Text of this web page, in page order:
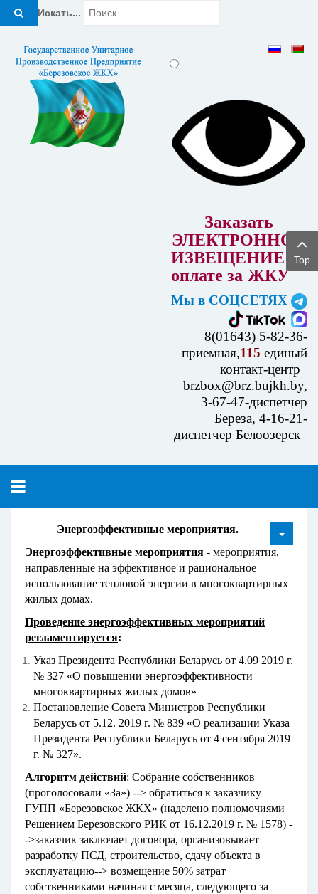
Искать...
Заказать
ЭЛЕКТРОННОЕ
ИЗВЕЩЕНИЕ об
оплате за ЖКУ
Мы в СОЦСЕТЯХ
8(01643) 5-82-36-
приемная,115 единый
контакт-центр
brzbox@brz.bujkh.by,
3-67-47-диспетчер
Береза, 4-16-21-
диспетчер Белоозерск
Энергоэффективные мероприятия.
Энергоэффективные мероприятия - мероприятия,
направленные на эффективное и рациональное
использование тепловой энергии в многоквартирных
жилых домах.
Проведение энергоэффективных мероприятий
регламентируется:
Указ Президента Республики Беларусь от 4.09 2019 г.
№ 327 «О повышении энергоэффективности
многоквартирных жилых домов»
Постановление Совета Министров Республики
Беларусь от 5.12. 2019 г. № 839 «О реализации Указа
Президента Республики Беларусь от 4 сентября 2019
г. № 327».
Алгоритм действий: Собрание собственников
(проголосовали «За») --˃ обратиться к заказчику
ГУПП «Березовское ЖКХ» (наделено полномочиями
Решением Березовского РИК от 16.12.2019 г. № 1578) -
-˃заказчик заключает договора, организовывает
разработку ПСД, строительство, сдачу объекта в
эксплуатацию--˃ возмещение 50% затрат
собственниками начиная с месяца, следующего за
Top